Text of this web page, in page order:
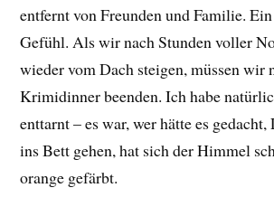
entfernt von Freunden und Familie.
Gefühl. Als wir nach Stunden voller
wieder vom Dach steigen, müssen wir
Krimidinner beenden. Ich habe
enttarnt – es war, wer hätte es
ins Bett gehen, hat sich der Himmel
orange gefärbt.